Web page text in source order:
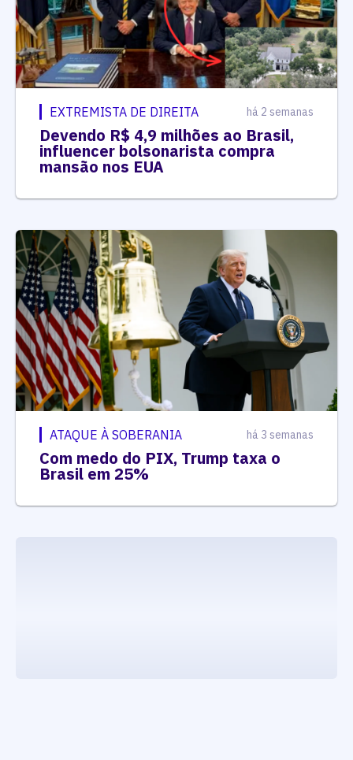
EXTREMISTA DE DIREITA há 2 semanas
Devendo R$ 4,9 milhões ao Brasil,
influencer bolsonarista compra
mansão nos EUA
ATAQUE À SOBERANIA há 3 semanas
Com medo do PIX, Trump taxa o
Brasil em 25%